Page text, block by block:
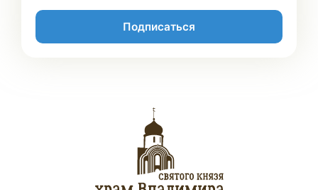
Подписаться